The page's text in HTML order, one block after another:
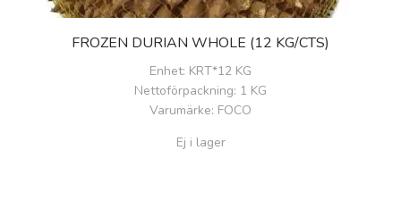
FROZEN DURIAN WHOLE (12 KG/CTS)
Enhet: KRT*12 KG
Nettoförpackning: 1 KG
Varumärke: FOCO
Ej i lager